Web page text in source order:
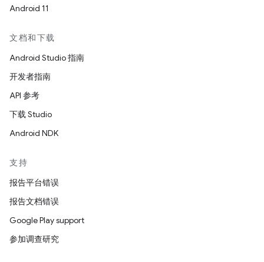
Android 11
文档和下载
Android Studio 指南
开发者指南
API 参考
下载 Studio
Android NDK
支持
报告平台错误
报告文档错误
Google Play support
参加调查研究